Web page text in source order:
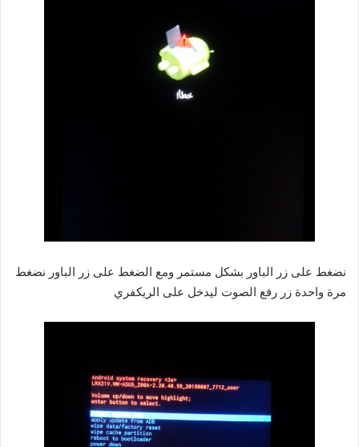
نضغط على زر الباور بشكل مستمر ومع الضغط على زر الباور نضغط
مرة واحدة زر رفع الصوت ليدخل على الريكفري